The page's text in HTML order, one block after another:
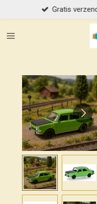
direct
naar
Gratis